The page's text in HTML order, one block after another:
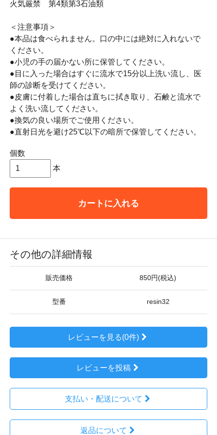
火気厳禁 第4類第3石油類
＜注意事項＞
●本品は食べられません。口の中には絶対に入れないで
ください。
●小児の手の届かない所に保管してください。
●目に入った場合はすぐに流水で15分以上洗い流し、医
師の診断を受けてください。
●皮膚に付着した場合は直ちに拭き取り、石鹸と流水で
よく洗い流してください。
●換気の良い場所でご使用ください。
●直射日光を避け25℃以下の暗所で保管してください。
個数
本
カートに入れる
その他の詳細情報
販売価格 850円(税込)
型番 resin32
レビューを見る(0件)
レビューを投稿
支払い・配送について
返品について